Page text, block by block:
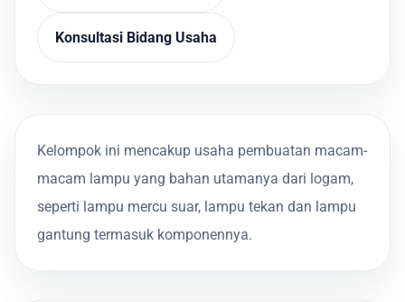
Konsultasi Bidang Usaha
Kelompok ini mencakup usaha pembuatan macam-
macam lampu yang bahan utamanya dari logam,
seperti lampu mercu suar, lampu tekan dan lampu
gantung termasuk komponennya.